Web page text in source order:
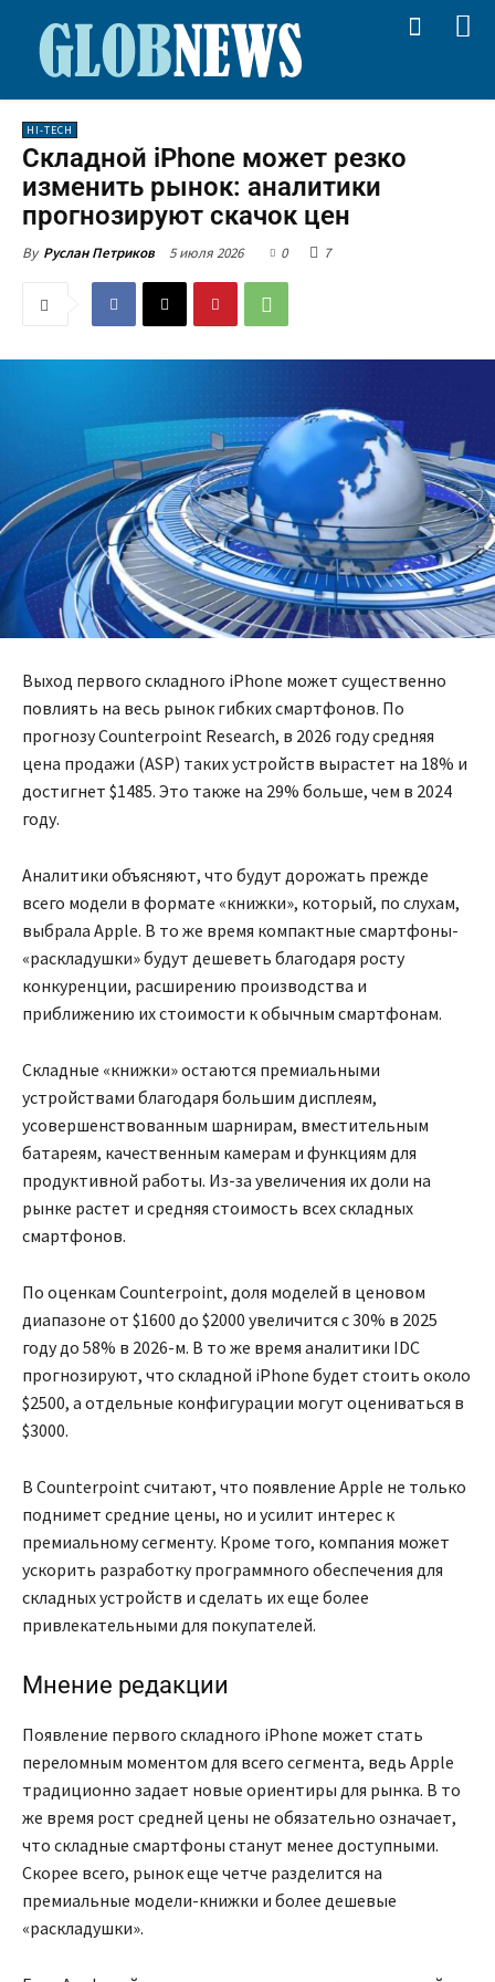
HI-TECH
Складной iPhone может резко
изменить рынок: аналитики
прогнозируют скачок цен
By Руслан Петриков 5 июля 2026 0 7
Выход первого складного iPhone может существенно
повлиять на весь рынок гибких смартфонов. По
прогнозу Counterpoint Research, в 2026 году средняя
цена продажи (ASP) таких устройств вырастет на 18% и
достигнет $1485. Это также на 29% больше, чем в 2024
году.
Аналитики объясняют, что будут дорожать прежде
всего модели в формате «книжки», который, по слухам,
выбрала Apple. В то же время компактные смартфоны-
«раскладушки» будут дешеветь благодаря росту
конкуренции, расширению производства и
приближению их стоимости к обычным смартфонам.
Складные «книжки» остаются премиальными
устройствами благодаря большим дисплеям,
усовершенствованным шарнирам, вместительным
батареям, качественным камерам и функциям для
продуктивной работы. Из-за увеличения их доли на
рынке растет и средняя стоимость всех складных
смартфонов.
По оценкам Counterpoint, доля моделей в ценовом
диапазоне от $1600 до $2000 увеличится с 30% в 2025
году до 58% в 2026-м. В то же время аналитики IDC
прогнозируют, что складной iPhone будет стоить около
$2500, а отдельные конфигурации могут оцениваться в
$3000.
В Counterpoint считают, что появление Apple не только
поднимет средние цены, но и усилит интерес к
премиальному сегменту. Кроме того, компания может
ускорить разработку программного обеспечения для
складных устройств и сделать их еще более
привлекательными для покупателей.
Мнение редакции
Появление первого складного iPhone может стать
переломным моментом для всего сегмента, ведь Apple
традиционно задает новые ориентиры для рынка. В то
же время рост средней цены не обязательно означает,
что складные смартфоны станут менее доступными.
Скорее всего, рынок еще четче разделится на
премиальные модели-книжки и более дешевые
«раскладушки».